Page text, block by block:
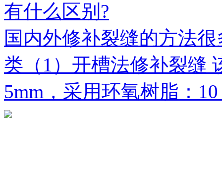
有什么区别?
国内外修补裂缝的方法
类（1）开槽法修补裂缝
5mm，采用环氧树脂：